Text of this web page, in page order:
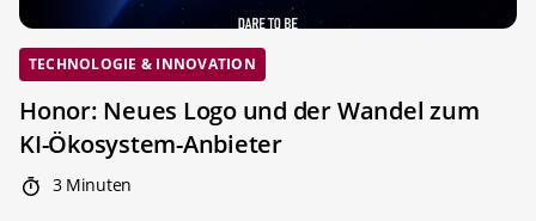
TECHNOLOGIE & INNOVATION
Honor: Neues Logo und der Wandel zum
KI-Ökosystem-Anbieter
3 Minuten